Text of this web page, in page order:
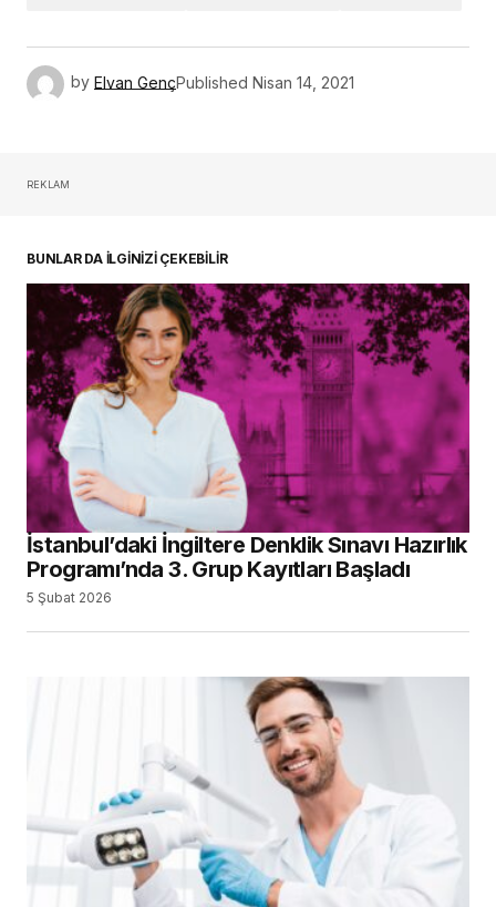
by Elvan GençPublished Nisan 14, 2021
REKLAM
BUNLAR DA İLGİNİZİ ÇEKEBİLİR
İstanbul’daki İngiltere Denklik Sınavı Hazırlık
Programı’nda 3. Grup Kayıtları Başladı
5 Şubat 2026